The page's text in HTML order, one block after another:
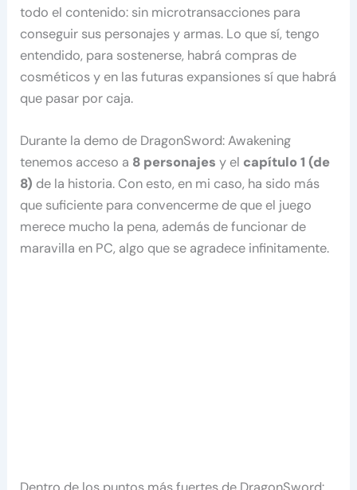
todo el contenido: sin microtransacciones para
conseguir sus personajes y armas. Lo que sí, tengo
entendido, para sostenerse, habrá compras de
cosméticos y en las futuras expansiones sí que habrá
que pasar por caja.
Durante la demo de DragonSword: Awakening
tenemos acceso a 8 personajes y el capítulo 1 (de
8) de la historia. Con esto, en mi caso, ha sido más
que suficiente para convencerme de que el juego
merece mucho la pena, además de funcionar de
maravilla en PC, algo que se agradece infinitamente.